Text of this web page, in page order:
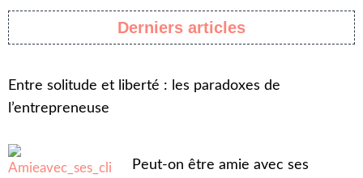
Derniers articles
Entre solitude et liberté : les paradoxes de
l’entrepreneuse
Peut-on être amie avec ses